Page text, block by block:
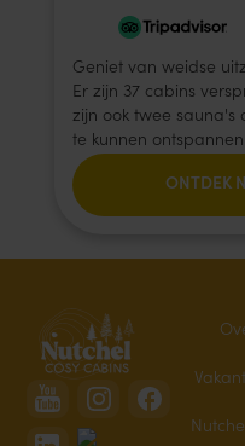
Geniet van weidse
Er zijn 37 cabins
zijn ook twee sauna's
te kunnen
ONTDEK